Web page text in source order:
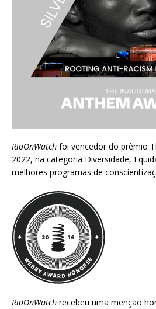
RioOnWatch foi vencedor do prêmio
2022, na categoria Diversidade,
melhores programas de
RioOnWatch recebeu uma menção